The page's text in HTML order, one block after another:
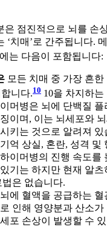
은 점진적으로 뇌를 손
‘치매’로 간주됩니다.
는 다음이 포함됩니다:
모든 치매 중 가장 흔한
니다.10 10을 차지하는
머병은 뇌에 단백질 플
이며, 이는 뇌세포와
키는 것으로 알려져 있
억 상실, 혼란, 성격 및
이머병의 진행 속도를
기는 하지만 현재 알츠
은 없습니다.
뇌에 혈액을 공급하는 혈
인해 영양분과 산소가
포 손상이 발생할 수